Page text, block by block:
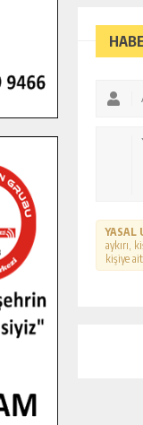
YASAL
aykırı,
kişiye